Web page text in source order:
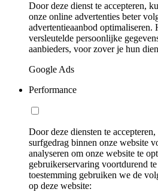
Door deze dienst te accepteren,
onze online advertenties beter
advertentieaanbod
versleutelde persoonlijke
aanbieders, voor zover je hun
Google Ads
Performance
Door deze diensten te
surfgedrag binnen onze website
analyseren om onze website te
gebruikerservaring voortdurend
toestemming gebruiken we de
op deze website: